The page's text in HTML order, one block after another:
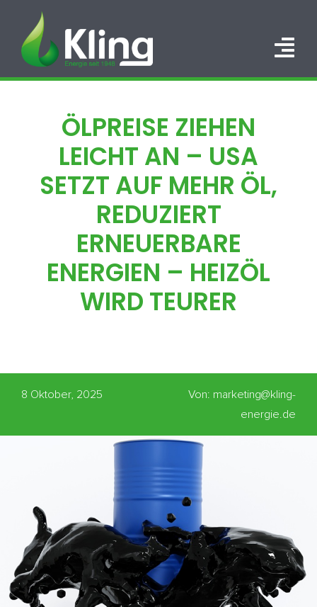
springen
PORTFOLIO
ÜBER UNS
ÖLPREISE ZIEHEN
LEICHT AN – USA
SETZT AUF MEHR ÖL,
REDUZIERT
ERNEUERBARE
ENERGIEN – HEIZÖL
WIRD TEURER
8 Oktober, 2025
Von: marketing@kling-
energie.de